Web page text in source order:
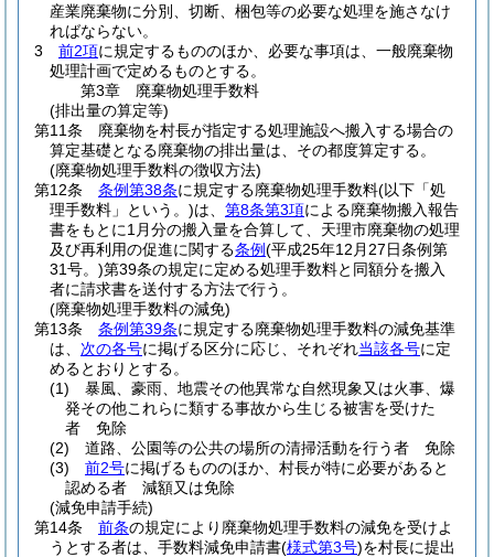
産業廃棄物に分別、切断、梱包等の必要な処理を施さなけ
ればならない。
3
前2項に規定するもののほか、必要な事項は、一般廃棄物
処理計画で定めるものとする。
第3章
廃棄物処理手数料
(排出量の算定等)
第11条
廃棄物を村長が指定する処理施設へ搬入する場合の
算定基礎となる廃棄物の排出量は、その都度算定する。
(廃棄物処理手数料の徴収方法)
第12条
条例第38条に規定する廃棄物処理手数料(以下「処
理手数料」という。)は、 第8条第3項による廃棄物搬入報告
書をもとに1月分の搬入量を合算して、天理市廃棄物の処理
及び再利用の促進に関する条例(平成25年12月27日条例第
31号。)第39条の規定に定める処理手数料と同額分を搬入
者に請求書を送付する方法で行う。
(廃棄物処理手数料の減免)
第13条
条例第39条に規定する廃棄物処理手数料の減免基準
は、 次の各号に掲げる区分に応じ、それぞれ当該各号に定
めるとおりとする。
(1)
暴風、豪雨、地震その他異常な自然現象又は火事、爆
発その他これらに類する事故から生じる被害を受けた
者 免除
(2)
道路、公園等の公共の場所の清掃活動を行う者 免除
(3)
前2号に掲げるもののほか、村長が特に必要があると
認める者 減額又は免除
(減免申請手続)
第14条
前条の規定により廃棄物処理手数料の減免を受けよ
うとする者は、手数料減免申請書(様式第3号)を村長に提出